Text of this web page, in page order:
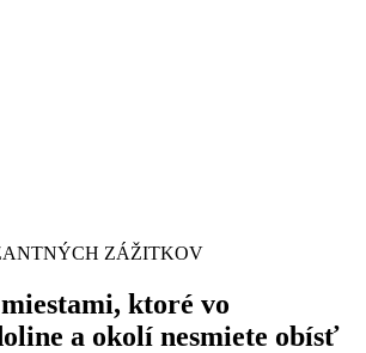
ZÁŽITKOV
ktoré vo
a okolí nesmiete obísť